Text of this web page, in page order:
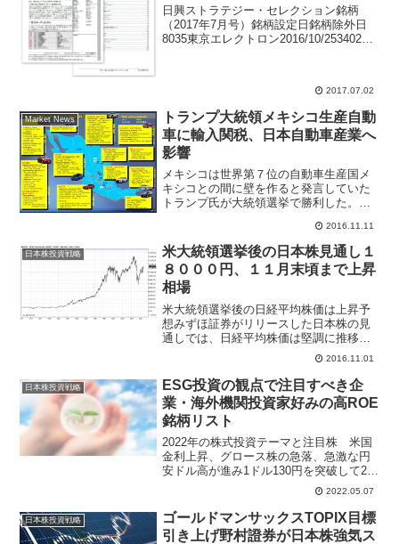
日興ストラテジー・セレクション銘柄
（2017年7月号）銘柄設定日銘柄除外日
8035東京エレクトロン2016/10/253402東
2017.07.02
Market News
トランプ大統領メキシコ生産自動
車に輸入関税、日本自動車産業へ
影響
メキシコは世界第７位の自動車生産国メ
キシコとの間に壁を作ると発言していた
トランプ氏が大統領選挙で勝利した。ド
日本の輸出企業にデメリットと考えられ
ている。打撃が大きいのはメキシコペソ
が１０％の通貨暴落となっ...
2016.11.11
日本株投資戦略
米大統領選挙後の日本株見通し１
８０００円、１１月末頃まで上昇
相場
米大統領選挙後の日経平均株価は上昇予
想みずほ証券がリリースした日本株の見
通しでは、日経平均株価は堅調に推移す
ると見ているものの、日銀のETF大量購
入で為替感応度が低下していることや騰
落レシオが年初来最高圏にあることから
上値の重さが残ると指摘...
2016.11.01
日本株投資戦略
ESG投資の観点で注目すべき企
業・海外機関投資家好みの高ROE
銘柄リスト
2022年の株式投資テーマと注目株 米国
金利上昇、グロース株の急落、急激な円
安ドル高が進み1ドル130円を突破して20
年ぶりに外国為替市場は円安になった。
ロシアがウクライナ侵攻して地政学的リ
スクが急浮上、G7各国はロシア経済制裁
を科した。
2022.05.07
日本株投資戦略
ゴールドマンサックスTOPIX目標
引き上げ野村證券が日本株強気ス